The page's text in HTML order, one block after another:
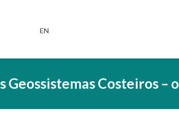
EN
Geossistemas Costeiros –